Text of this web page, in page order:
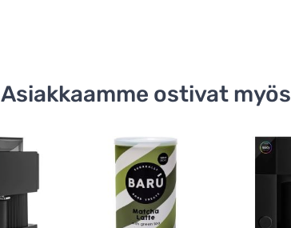
Asiakkaamme ostivat myös